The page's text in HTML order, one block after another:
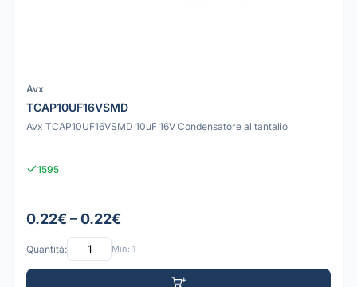
Avx
TCAP10UF16VSMD
Avx TCAP10UF16VSMD 10uF 16V Condensatore al tantalio
1595
0.22€ – 0.22€
Quantità: Min: 1